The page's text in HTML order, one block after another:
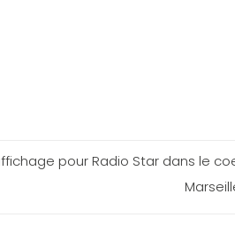
pour Radio Star dans le